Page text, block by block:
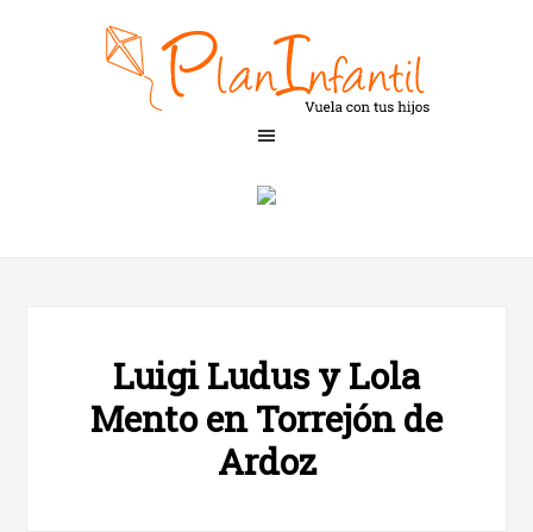
Luigi Ludus y Lola
Mento en Torrejón de
Ardoz